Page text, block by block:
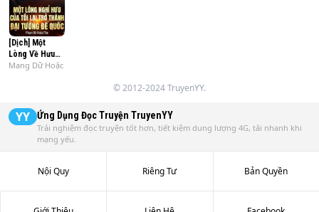
[Dịch] Một
Lòng Về Hưu
Ta Lại Trở
Mang Dữ Hoặc
© 2012-2024 TruyenYY.
YY Ứng Dụng Đọc Truyện TruyenYY
Trải nghiệm đọc truyện tốt hơn, tiết kiệm dung lượng 4G, tải nhanh khi
mạng yếu.
Nội Quy Riêng Tư Bản Quyền